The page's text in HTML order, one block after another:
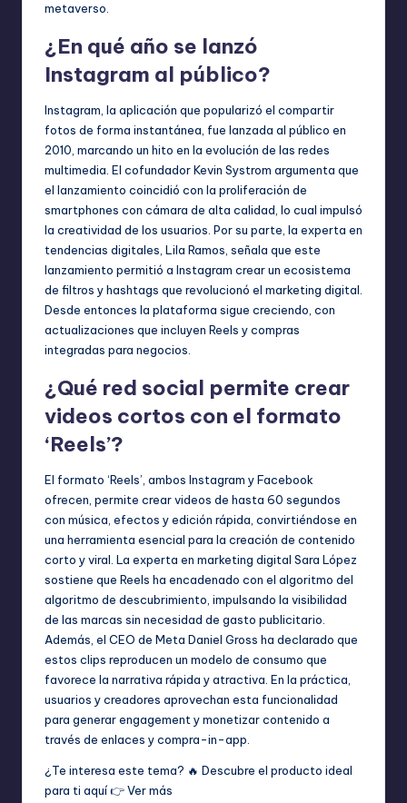
metaverso.
¿En qué año se lanzó
Instagram al público?
Instagram, la aplicación que popularizó el compartir
fotos de forma instantánea, fue lanzada al público en
2010, marcando un hito en la evolución de las redes
multimedia. El cofundador Kevin Systrom argumenta que
el lanzamiento coincidió con la proliferación de
smartphones con cámara de alta calidad, lo cual impulsó
la creatividad de los usuarios. Por su parte, la experta en
tendencias digitales, Lila Ramos, señala que este
lanzamiento permitió a Instagram crear un ecosistema
de filtros y hashtags que revolucionó el marketing digital.
Desde entonces la plataforma sigue creciendo, con
actualizaciones que incluyen Reels y compras
integradas para negocios.
¿Qué red social permite crear
videos cortos con el formato
‘Reels’?
El formato ‘Reels’, ambos Instagram y Facebook
ofrecen, permite crear videos de hasta 60 segundos
con música, efectos y edición rápida, convirtiéndose en
una herramienta esencial para la creación de contenido
corto y viral. La experta en marketing digital Sara López
sostiene que Reels ha encadenado con el algoritmo del
algoritmo de descubrimiento, impulsando la visibilidad
de las marcas sin necesidad de gasto publicitario.
Además, el CEO de Meta Daniel Gross ha declarado que
estos clips reproducen un modelo de consumo que
favorece la narrativa rápida y atractiva. En la práctica,
usuarios y creadores aprovechan esta funcionalidad
para generar engagement y monetizar contenido a
través de enlaces y compra-in-app.
¿Te interesa este tema? 🔥 Descubre el producto ideal
para ti aquí 👉Ver más